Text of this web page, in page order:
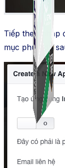
Combo
Simple
Shopee,
Tiếp theo nhập
mục phù hợp